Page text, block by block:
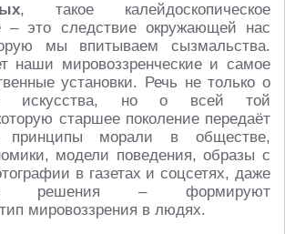
, такое калейдоскопическое
– это следствие окружающей нас
мы впитываем сызмальства.
наши мировоззренческие и самое
установки. Речь не только о
искусства, но о всей той
старшее поколение передаёт
морали в обществе,
модели поведения, образы с
в газетах и соцсетях, даже
решения – формируют
мировоззрения в людях.